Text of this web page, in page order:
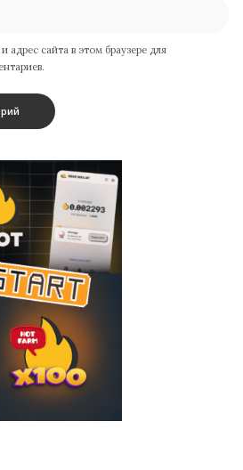
адрес сайта в этом браузере для